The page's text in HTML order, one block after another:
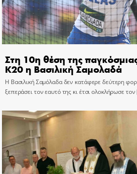
Στη 10η θέση της
Κ20 η Βασιλική Σαμολαδά
Η Βασιλική Σαμόλαδα δεν κατάφερε δεύτερη
ξεπεράσει τον εαυτό της κι έτσι ολοκλήρωσε τον